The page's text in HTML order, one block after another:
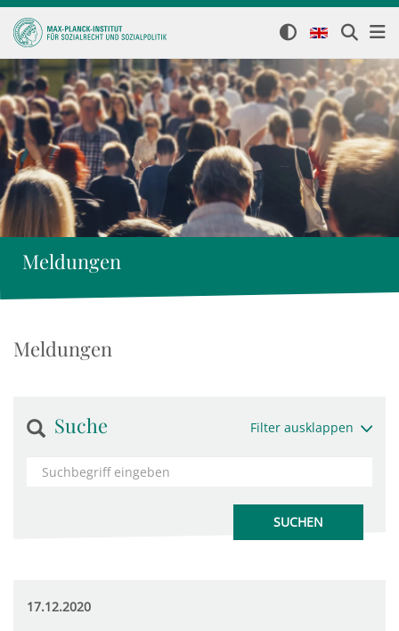
Meldungen
Meldungen
Suche Filter ausklappen
17.12.2020